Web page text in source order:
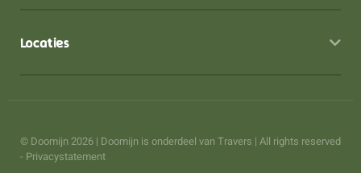
Locaties
© Doomijn 2026 | Doomijn is onderdeel van Travers | All rights reserved
- Privacystatement